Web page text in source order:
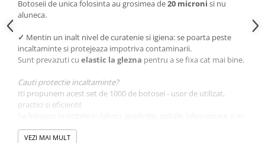
Botoseii de unica folosinta au grosimea de20 microni si nu
aluneca.
✓ Mentin un inalt nivel de curatenie si igiena: se poarta peste
incaltaminte si protejeaza impotriva contaminarii.
Sunt prevazuti cu elastic la glezna pentru a se fixa cat mai bine.
Cauti protectie incaltaminte?
Iti propunem acest set de 1000 de botosei - usor de utilizat,
practici si eficienti!
spatii ce necesita sa ramana curate.
VEZI MAI MULT